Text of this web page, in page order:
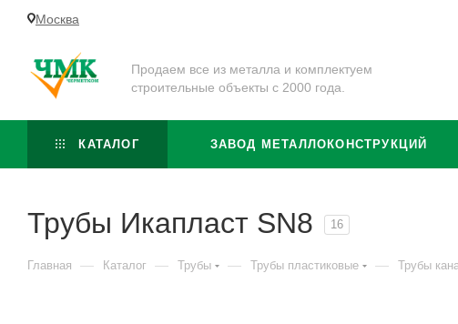
Москва
Продаем все из металла и комплектуем
строительные объекты с 2000 года.
КАТАЛОГ ЗАВОД МЕТАЛЛОКОНСТРУКЦИЙ
Трубы Икапласт SN8 16
Главная — Каталог — Трубы — Трубы пластиковые — Трубы